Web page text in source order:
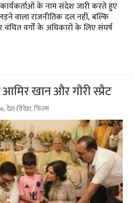
के नाम संदेश जारी करते हुए
वाला राजनीतिक दल नहीं, बल्कि
वर्गों के अधिकारों के लिए संघर्ष
खान और गौरी स्प्रैट
,देश-विदेश,फिल्म